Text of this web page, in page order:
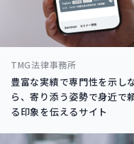
TMG法律事務所
豊富な実績で専門性を示し
ら、寄り添う姿勢で身近で
る印象を伝えるサイト